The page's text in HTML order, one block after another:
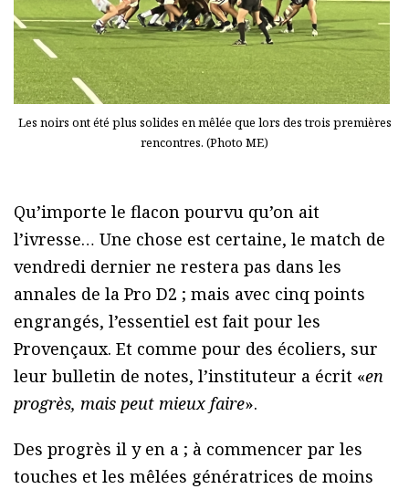
Les noirs ont été plus solides en mêlée que lors des trois premières
rencontres. (Photo ME)
Qu’importe le flacon pourvu qu’on ait
l’ivresse… Une chose est certaine, le match de
vendredi dernier ne restera pas dans les
annales de la Pro D2 ; mais avec cinq points
engrangés, l’essentiel est fait pour les
Provençaux. Et comme pour des écoliers, sur
leur bulletin de notes, l’instituteur a écrit «en
progrès, mais peut mieux faire».
Des progrès il y en a ; à commencer par les
touches et les mêlées génératrices de moins